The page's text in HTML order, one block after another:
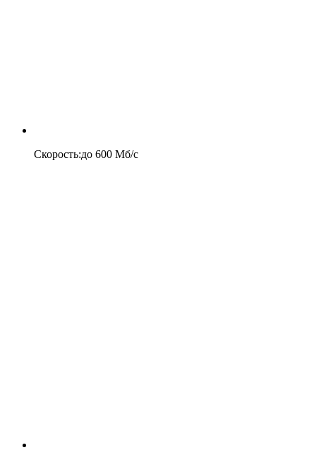
Скорость:до 600 Мб/c